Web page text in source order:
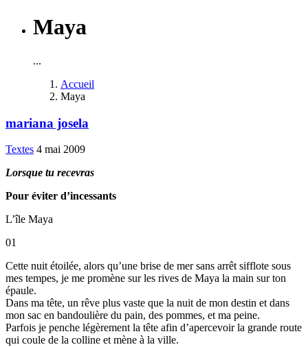
Maya
...
Accueil
Maya
mariana josela
Textes 4 mai 2009
Lorsque tu recevras
Pour éviter d’incessants
L’île Maya
01
Cette nuit étoilée, alors qu’une brise de mer sans arrêt sifflote sous
mes tempes, je me promène sur les rives de Maya la main sur ton
épaule.
Dans ma tête, un rêve plus vaste que la nuit de mon destin et dans
mon sac en bandoulière du pain, des pommes, et ma peine.
Parfois je penche légèrement la tête afin d’apercevoir la grande route
qui coule de la colline et mène à la ville.